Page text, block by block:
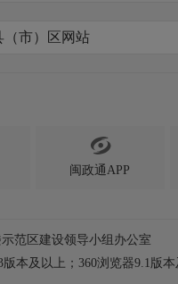
（市）区网站

闽政通APP
范区建设领导小组办公室
版本及以上；360浏览器9.1版